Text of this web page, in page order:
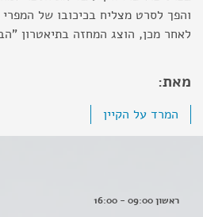
והפך לסרט מצליח בכיכובו של
לאחר מכן, הוצג המחזה בתיאטרון
מאת:
המרד על הקיין
ראשון 09:00 - 16:00